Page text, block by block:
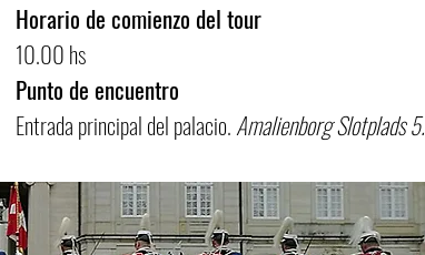
Horario de comienzo del tour
10.00 hs
Punto de encuentro
Entrada principal del palacio.Amalienborg Slotplads 5.